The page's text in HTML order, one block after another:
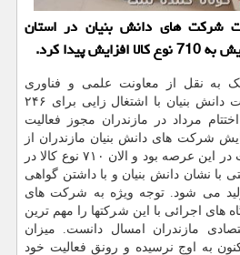
شرکت های دانش بنیان در استان
به نقل از معاونت علمی و فناوری
ریاست جمهوری، ۲۱ شرکت دانش بنیان با اشتغال زایی برای ۲۴۶
مرداد در مازندران مجوز فعالیت
شرکت های دانش بنیان مازندران از
۹۷ به ۱۱۸، افزایش تولیدات در این عرصه بود و الان ۷۱۰ نوع کالا در
با نشان دانش بنیان و با داشتن گواهی
می شود. توجه ویژه به شرکت های
های اجرائی با این شرکتها را مهم ترین
مازندران امسال دانست. میزان
به اوج نرسیده و رونق فعالیت خود